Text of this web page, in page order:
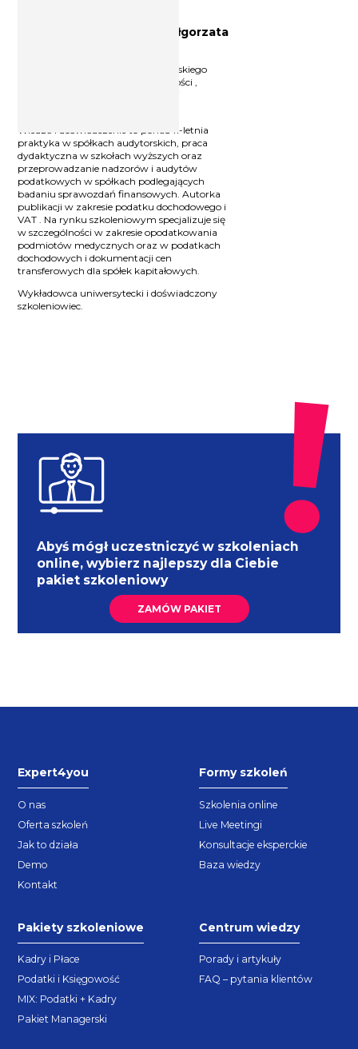
Doradca podatkowy dr Małgorzata
Doradca podatkowy, założyciel Polskiego
Instytutu Podatków i Rachunkowości ,
Wiedza i doświadczenie to ponad 11-letnia
praktyka w spółkach audytorskich, praca
dydaktyczna w szkołach wyższych oraz
przeprowadzanie nadzorów i audytów
podatkowych w spółkach podlegających
badaniu sprawozdań finansowych. Autorka
publikacji w zakresie podatku dochodowego i
VAT . Na rynku szkoleniowym specjalizuje się
w szczególności w zakresie opodatkowania
podmiotów medycznych oraz w podatkach
dochodowych i dokumentacji cen
transferowych dla spółek kapitałowych.
Wykładowca uniwersytecki i doświadczony
szkoleniowiec.
Abyś mógł uczestniczyć w szkoleniach
online, wybierz najlepszy dla Ciebie
pakiet szkoleniowy
ZAMÓW PAKIET
Expert4you
O nas
Oferta szkoleń
Jak to działa
Demo
Kontakt
Formy szkoleń
Szkolenia online
Live Meetingi
Konsultacje eksperckie
Baza wiedzy
Pakiety szkoleniowe
Kadry i Płace
Podatki i Księgowość
MIX: Podatki + Kadry
Pakiet Managerski
Centrum wiedzy
Porady i artykuły
FAQ – pytania klientów